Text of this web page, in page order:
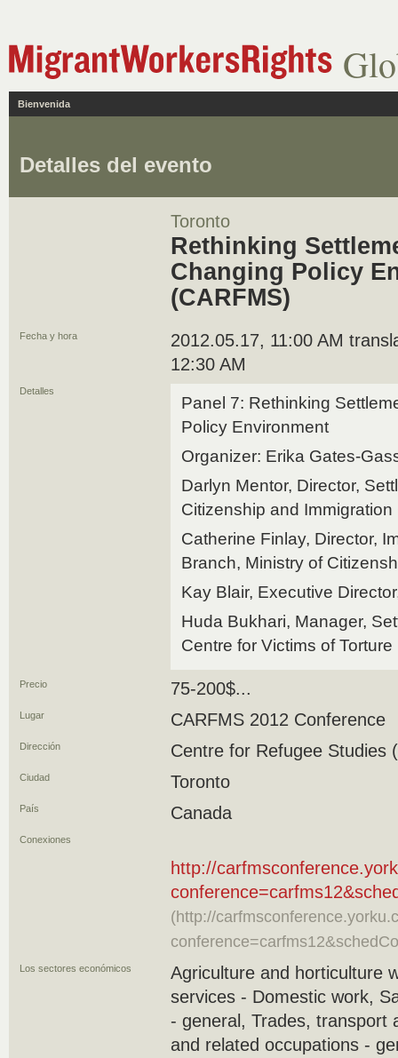
Bienvenida
Detalles del evento
Toronto
Rethinking
Changing Policy
(CARFMS)
Fecha y hora
2012.05.17, 11:00 AM
12:30 AM
Detalles
Panel 7: Rethinking
Policy Environment
Organizer: Erika Gates-
Darlyn Mentor, Director,
Citizenship and
Catherine Finlay, Director,
Branch, Ministry of
Kay Blair, Executive
Huda Bukhari, Manager,
Centre for Victims of Torture
Precio 75-200$...
Lugar CARFMS 2012 Conference
Dirección Centre for Refugee Studies
Ciudad Toronto
País Canada
Conexiones
http://
(http://
Los sectores económicos
Agriculture and horticulture
services - Domestic work,
- general, Trades, transport
and related occupations -